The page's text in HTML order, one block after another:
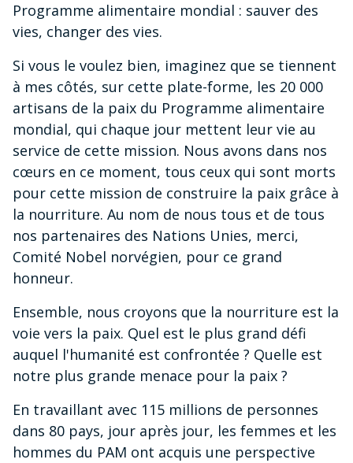
Programme alimentaire mondial : sauver des
vies, changer des vies.
Si vous le voulez bien, imaginez que se tiennent
à mes côtés, sur cette plate-forme, les 20 000
artisans de la paix du Programme alimentaire
mondial, qui chaque jour mettent leur vie au
service de cette mission. Nous avons dans nos
cœurs en ce moment, tous ceux qui sont morts
pour cette mission de construire la paix grâce à
la nourriture. Au nom de nous tous et de tous
nos partenaires des Nations Unies, merci,
Comité Nobel norvégien, pour ce grand
honneur.
Ensemble, nous croyons que la nourriture est la
voie vers la paix. Quel est le plus grand défi
auquel l'humanité est confrontée ? Quelle est
notre plus grande menace pour la paix ?
En travaillant avec 115 millions de personnes
dans 80 pays, jour après jour, les femmes et les
hommes du PAM ont acquis une perspective